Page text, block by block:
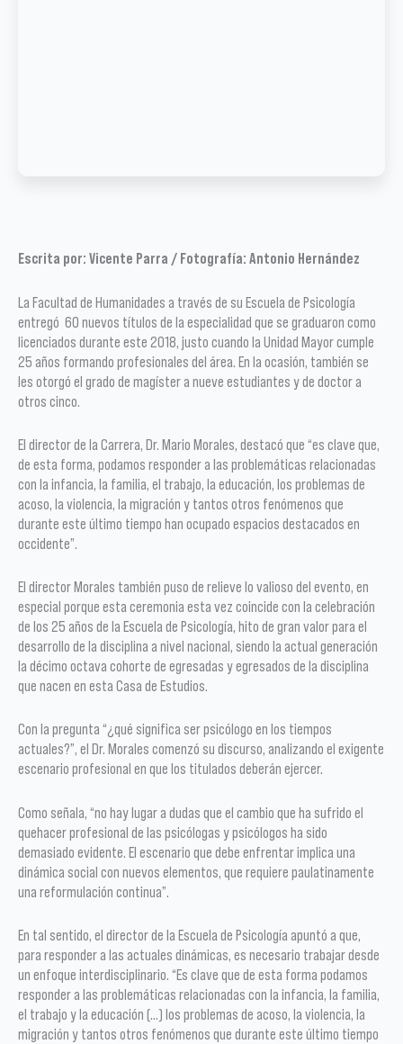
Escrita por: Vicente Parra / Fotografía: Antonio Hernández
La Facultad de Humanidades a través de su Escuela de Psicología
entregó 60 nuevos títulos de la especialidad que se graduaron como
licenciados durante este 2018, justo cuando la Unidad Mayor cumple
25 años formando profesionales del área. En la ocasión, también se
les otorgó el grado de magíster a nueve estudiantes y de doctor a
otros cinco.
El director de la Carrera, Dr. Mario Morales, destacó que “es clave que,
de esta forma, podamos responder a las problemáticas relacionadas
con la infancia, la familia, el trabajo, la educación, los problemas de
acoso, la violencia, la migración y tantos otros fenómenos que
durante este último tiempo han ocupado espacios destacados en
occidente”.
El director Morales también puso de relieve lo valioso del evento, en
especial porque esta ceremonia esta vez coincide con la celebración
de los 25 años de la Escuela de Psicología, hito de gran valor para el
desarrollo de la disciplina a nivel nacional, siendo la actual generación
la décimo octava cohorte de egresadas y egresados de la disciplina
que nacen en esta Casa de Estudios.
Con la pregunta “¿qué significa ser psicólogo en los tiempos
actuales?”, el Dr. Morales comenzó su discurso, analizando el exigente
escenario profesional en que los titulados deberán ejercer.
Como señala, “no hay lugar a dudas que el cambio que ha sufrido el
quehacer profesional de las psicólogas y psicólogos ha sido
demasiado evidente. El escenario que debe enfrentar implica una
dinámica social con nuevos elementos, que requiere paulatinamente
una reformulación continua”.
En tal sentido, el director de la Escuela de Psicología apuntó a que,
para responder a las actuales dinámicas, es necesario trabajar desde
un enfoque interdisciplinario. “Es clave que de esta forma podamos
responder a las problemáticas relacionadas con la infancia, la familia,
el trabajo y la educación (…) los problemas de acoso, la violencia, la
migración y tantos otros fenómenos que durante este último tiempo